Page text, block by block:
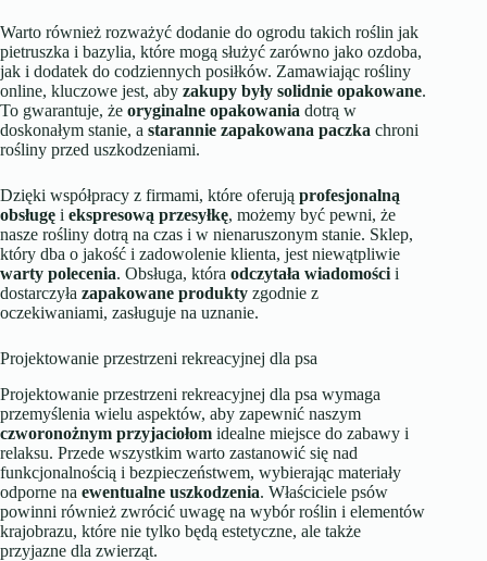
Warto również rozważyć dodanie do ogrodu takich roślin jak
pietruszka i bazylia, które mogą służyć zarówno jako ozdoba,
jak i dodatek do codziennych posiłków. Zamawiając rośliny
online, kluczowe jest, aby zakupy były solidnie opakowane.
To gwarantuje, że oryginalne opakowania dotrą w
doskonałym stanie, a starannie zapakowana paczka chroni
rośliny przed uszkodzeniami.
Dzięki współpracy z firmami, które oferują profesjonalną
obsługę i ekspresową przesyłkę, możemy być pewni, że
nasze rośliny dotrą na czas i w nienaruszonym stanie. Sklep,
który dba o jakość i zadowolenie klienta, jest niewątpliwie
warty polecenia. Obsługa, która odczytała wiadomości i
dostarczyła zapakowane produkty zgodnie z
oczekiwaniami, zasługuje na uznanie.
Projektowanie przestrzeni rekreacyjnej dla psa
Projektowanie przestrzeni rekreacyjnej dla psa wymaga
przemyślenia wielu aspektów, aby zapewnić naszym
czworonożnym przyjaciołom idealne miejsce do zabawy i
relaksu. Przede wszystkim warto zastanowić się nad
funkcjonalnością i bezpieczeństwem, wybierając materiały
odporne na ewentualne uszkodzenia. Właściciele psów
powinni również zwrócić uwagę na wybór roślin i elementów
krajobrazu, które nie tylko będą estetyczne, ale także
przyjazne dla zwierząt.